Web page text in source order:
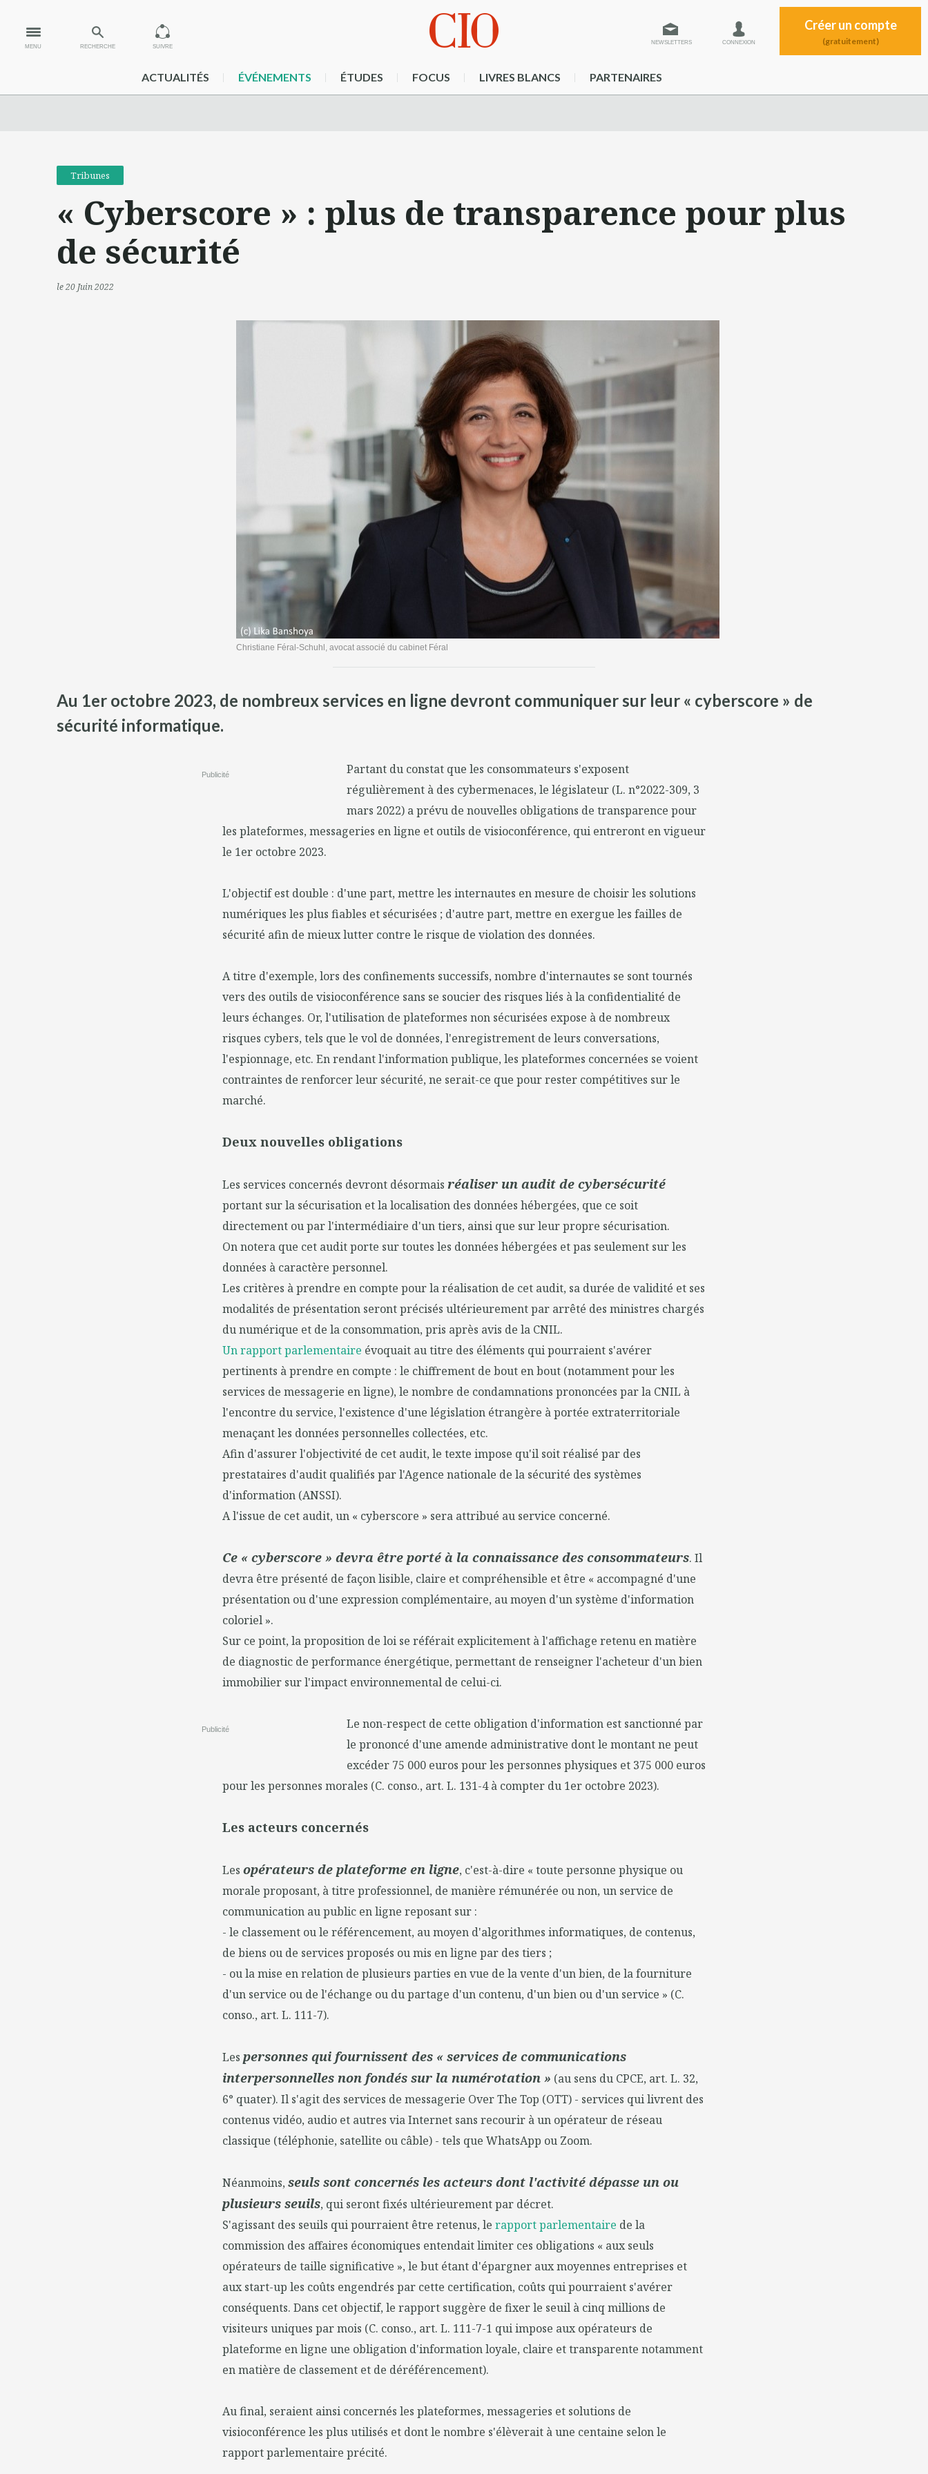
MENU RECHERCHE SUIVRE
NEWSLETTERS CONNEXION
Créer un compte
(gratuitement)
ACTUALITÉS ÉVÉNEMENTS ÉTUDES FOCUS LIVRES BLANCS PARTENAIRES
Tribunes
« Cyberscore » : plus de transparence pour plus
de sécurité
le 20 Juin 2022
Christiane Féral-Schuhl, avocat associé du cabinet Féral
Au 1er octobre 2023, de nombreux services en ligne devront communiquer sur leur « cyberscore » de
sécurité informatique.
Publicité
Partant du constat que les consommateurs s'exposent
régulièrement à des cybermenaces, le législateur (L. n°2022-309, 3
mars 2022) a prévu de nouvelles obligations de transparence pour
les plateformes, messageries en ligne et outils de visioconférence, qui entreront en vigueur
le 1er octobre 2023.
L'objectif est double : d'une part, mettre les internautes en mesure de choisir les solutions
numériques les plus fiables et sécurisées ; d'autre part, mettre en exergue les failles de
sécurité afin de mieux lutter contre le risque de violation des données.
A titre d'exemple, lors des confinements successifs, nombre d'internautes se sont tournés
vers des outils de visioconférence sans se soucier des risques liés à la confidentialité de
leurs échanges. Or, l'utilisation de plateformes non sécurisées expose à de nombreux
risques cybers, tels que le vol de données, l'enregistrement de leurs conversations,
l'espionnage, etc. En rendant l'information publique, les plateformes concernées se voient
contraintes de renforcer leur sécurité, ne serait-ce que pour rester compétitives sur le
marché.
Deux nouvelles obligations
Les services concernés devront désormais réaliser un audit de cybersécurité
portant sur la sécurisation et la localisation des données hébergées, que ce soit
directement ou par l'intermédiaire d'un tiers, ainsi que sur leur propre sécurisation.
On notera que cet audit porte sur toutes les données hébergées et pas seulement sur les
données à caractère personnel.
Les critères à prendre en compte pour la réalisation de cet audit, sa durée de validité et ses
modalités de présentation seront précisés ultérieurement par arrêté des ministres chargés
du numérique et de la consommation, pris après avis de la CNIL.
Un rapport parlementaire évoquait au titre des éléments qui pourraient s'avérer
pertinents à prendre en compte : le chiffrement de bout en bout (notamment pour les
services de messagerie en ligne), le nombre de condamnations prononcées par la CNIL à
l'encontre du service, l'existence d'une législation étrangère à portée extraterritoriale
menaçant les données personnelles collectées, etc.
Afin d'assurer l'objectivité de cet audit, le texte impose qu'il soit réalisé par des
prestataires d'audit qualifiés par l'Agence nationale de la sécurité des systèmes
d'information (ANSSI).
A l'issue de cet audit, un « cyberscore » sera attribué au service concerné.
Ce « cyberscore » devra être porté à la connaissance des consommateurs. Il
devra être présenté de façon lisible, claire et compréhensible et être « accompagné d'une
présentation ou d'une expression complémentaire, au moyen d'un système d'information
coloriel ».
Sur ce point, la proposition de loi se référait explicitement à l'affichage retenu en matière
de diagnostic de performance énergétique, permettant de renseigner l'acheteur d'un bien
immobilier sur l'impact environnemental de celui-ci.
Publicité
Le non-respect de cette obligation d'information est sanctionné par
le prononcé d'une amende administrative dont le montant ne peut
excéder 75 000 euros pour les personnes physiques et 375 000 euros
pour les personnes morales (C. conso., art. L. 131-4 à compter du 1er octobre 2023).
Les acteurs concernés
Les opérateurs de plateforme en ligne, c'est-à-dire « toute personne physique ou
morale proposant, à titre professionnel, de manière rémunérée ou non, un service de
communication au public en ligne reposant sur :
- le classement ou le référencement, au moyen d'algorithmes informatiques, de contenus,
de biens ou de services proposés ou mis en ligne par des tiers ;
- ou la mise en relation de plusieurs parties en vue de la vente d'un bien, de la fourniture
d'un service ou de l'échange ou du partage d'un contenu, d'un bien ou d'un service » (C.
conso., art. L. 111-7).
Les personnes qui fournissent des « services de communications
interpersonnelles non fondés sur la numérotation » (au sens du CPCE, art. L. 32,
6° quater). Il s'agit des services de messagerie Over The Top (OTT) - services qui livrent des
contenus vidéo, audio et autres via Internet sans recourir à un opérateur de réseau
classique (téléphonie, satellite ou câble) - tels que WhatsApp ou Zoom.
Néanmoins, seuls sont concernés les acteurs dont l'activité dépasse un ou
plusieurs seuils, qui seront fixés ultérieurement par décret.
S'agissant des seuils qui pourraient être retenus, le rapport parlementaire de la
commission des affaires économiques entendait limiter ces obligations « aux seuls
opérateurs de taille significative », le but étant d'épargner aux moyennes entreprises et
aux start-up les coûts engendrés par cette certification, coûts qui pourraient s'avérer
conséquents. Dans cet objectif, le rapport suggère de fixer le seuil à cinq millions de
visiteurs uniques par mois (C. conso., art. L. 111-7-1 qui impose aux opérateurs de
plateforme en ligne une obligation d'information loyale, claire et transparente notamment
en matière de classement et de déréférencement).
Au final, seraient ainsi concernés les plateformes, messageries et solutions de
visioconférence les plus utilisés et dont le nombre s'élèverait à une centaine selon le
rapport parlementaire précité.